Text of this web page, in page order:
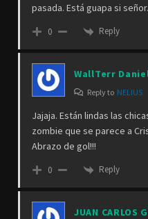
pasada. Está guapa si
0 Reply
WallTerr
Reply to NELIUS
Jajaja. Están lindas las
zombie que se parece a
Abrazo de gol!!!
0 Reply
JUAN CARLOS